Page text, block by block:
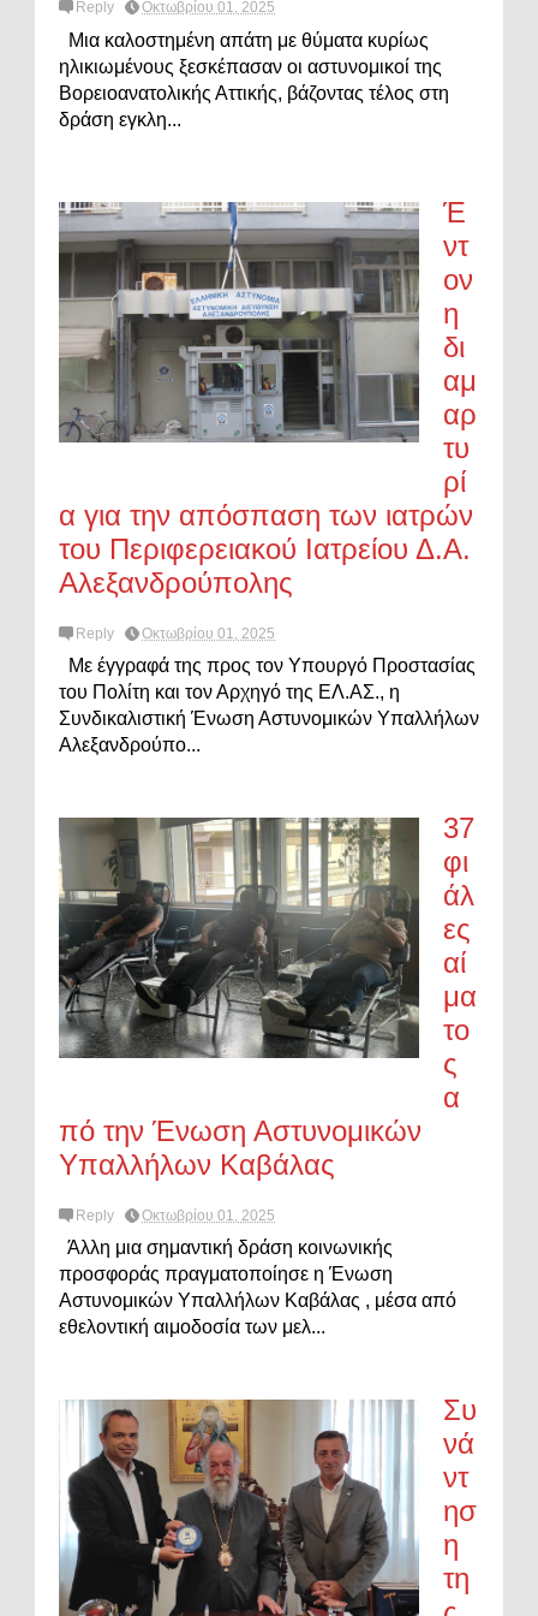
Reply Οκτωβρίου 01, 2025
Μια καλοστημένη απάτη με θύματα κυρίως
ηλικιωμένους ξεσκέπασαν οι αστυνομικοί της
Βορειοανατολικής Αττικής, βάζοντας τέλος στη
δράση εγκλη...
Έ
ντ
ον
η
δι
αμ
αρ
τυ
ρί
α για την απόσπαση των ιατρών
του Περιφερειακού Ιατρείου Δ.Α.
Αλεξανδρούπολης
Reply Οκτωβρίου 01, 2025
Με έγγραφά της προς τον Υπουργό Προστασίας
του Πολίτη και τον Αρχηγό της ΕΛ.ΑΣ., η
Συνδικαλιστική Ένωση Αστυνομικών Υπαλλήλων
Αλεξανδρούπο...
37
φι
άλ
ες
αί
μα
το
ς
α
πό την Ένωση Αστυνομικών
Υπαλλήλων Καβάλας
Reply Οκτωβρίου 01, 2025
Άλλη μια σημαντική δράση κοινωνικής
προσφοράς πραγματοποίησε η Ένωση
Αστυνομικών Υπαλλήλων Καβάλας , μέσα από
εθελοντική αιμοδοσία των μελ...
Συ
νά
ντ
ησ
η
τη